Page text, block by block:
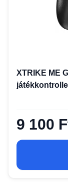
XTRIKE ME
9 100